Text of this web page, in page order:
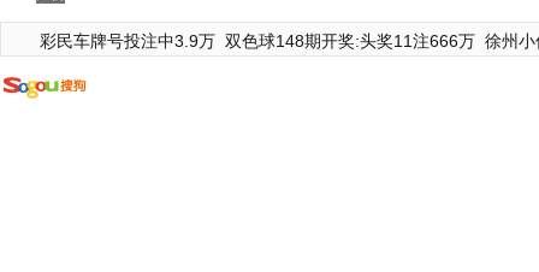
彩民车牌号投注中3.9万 双色球148期开奖:头奖11注666万 徐州